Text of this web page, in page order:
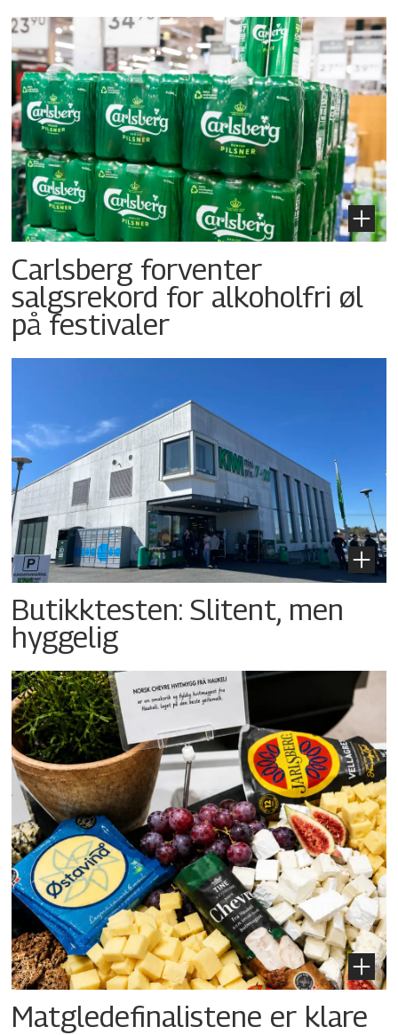
Carlsberg forventer
salgsrekord for alkoholfri øl
på festivaler
Butikktesten: Slitent, men
hyggelig
Matgledefinalistene er klare